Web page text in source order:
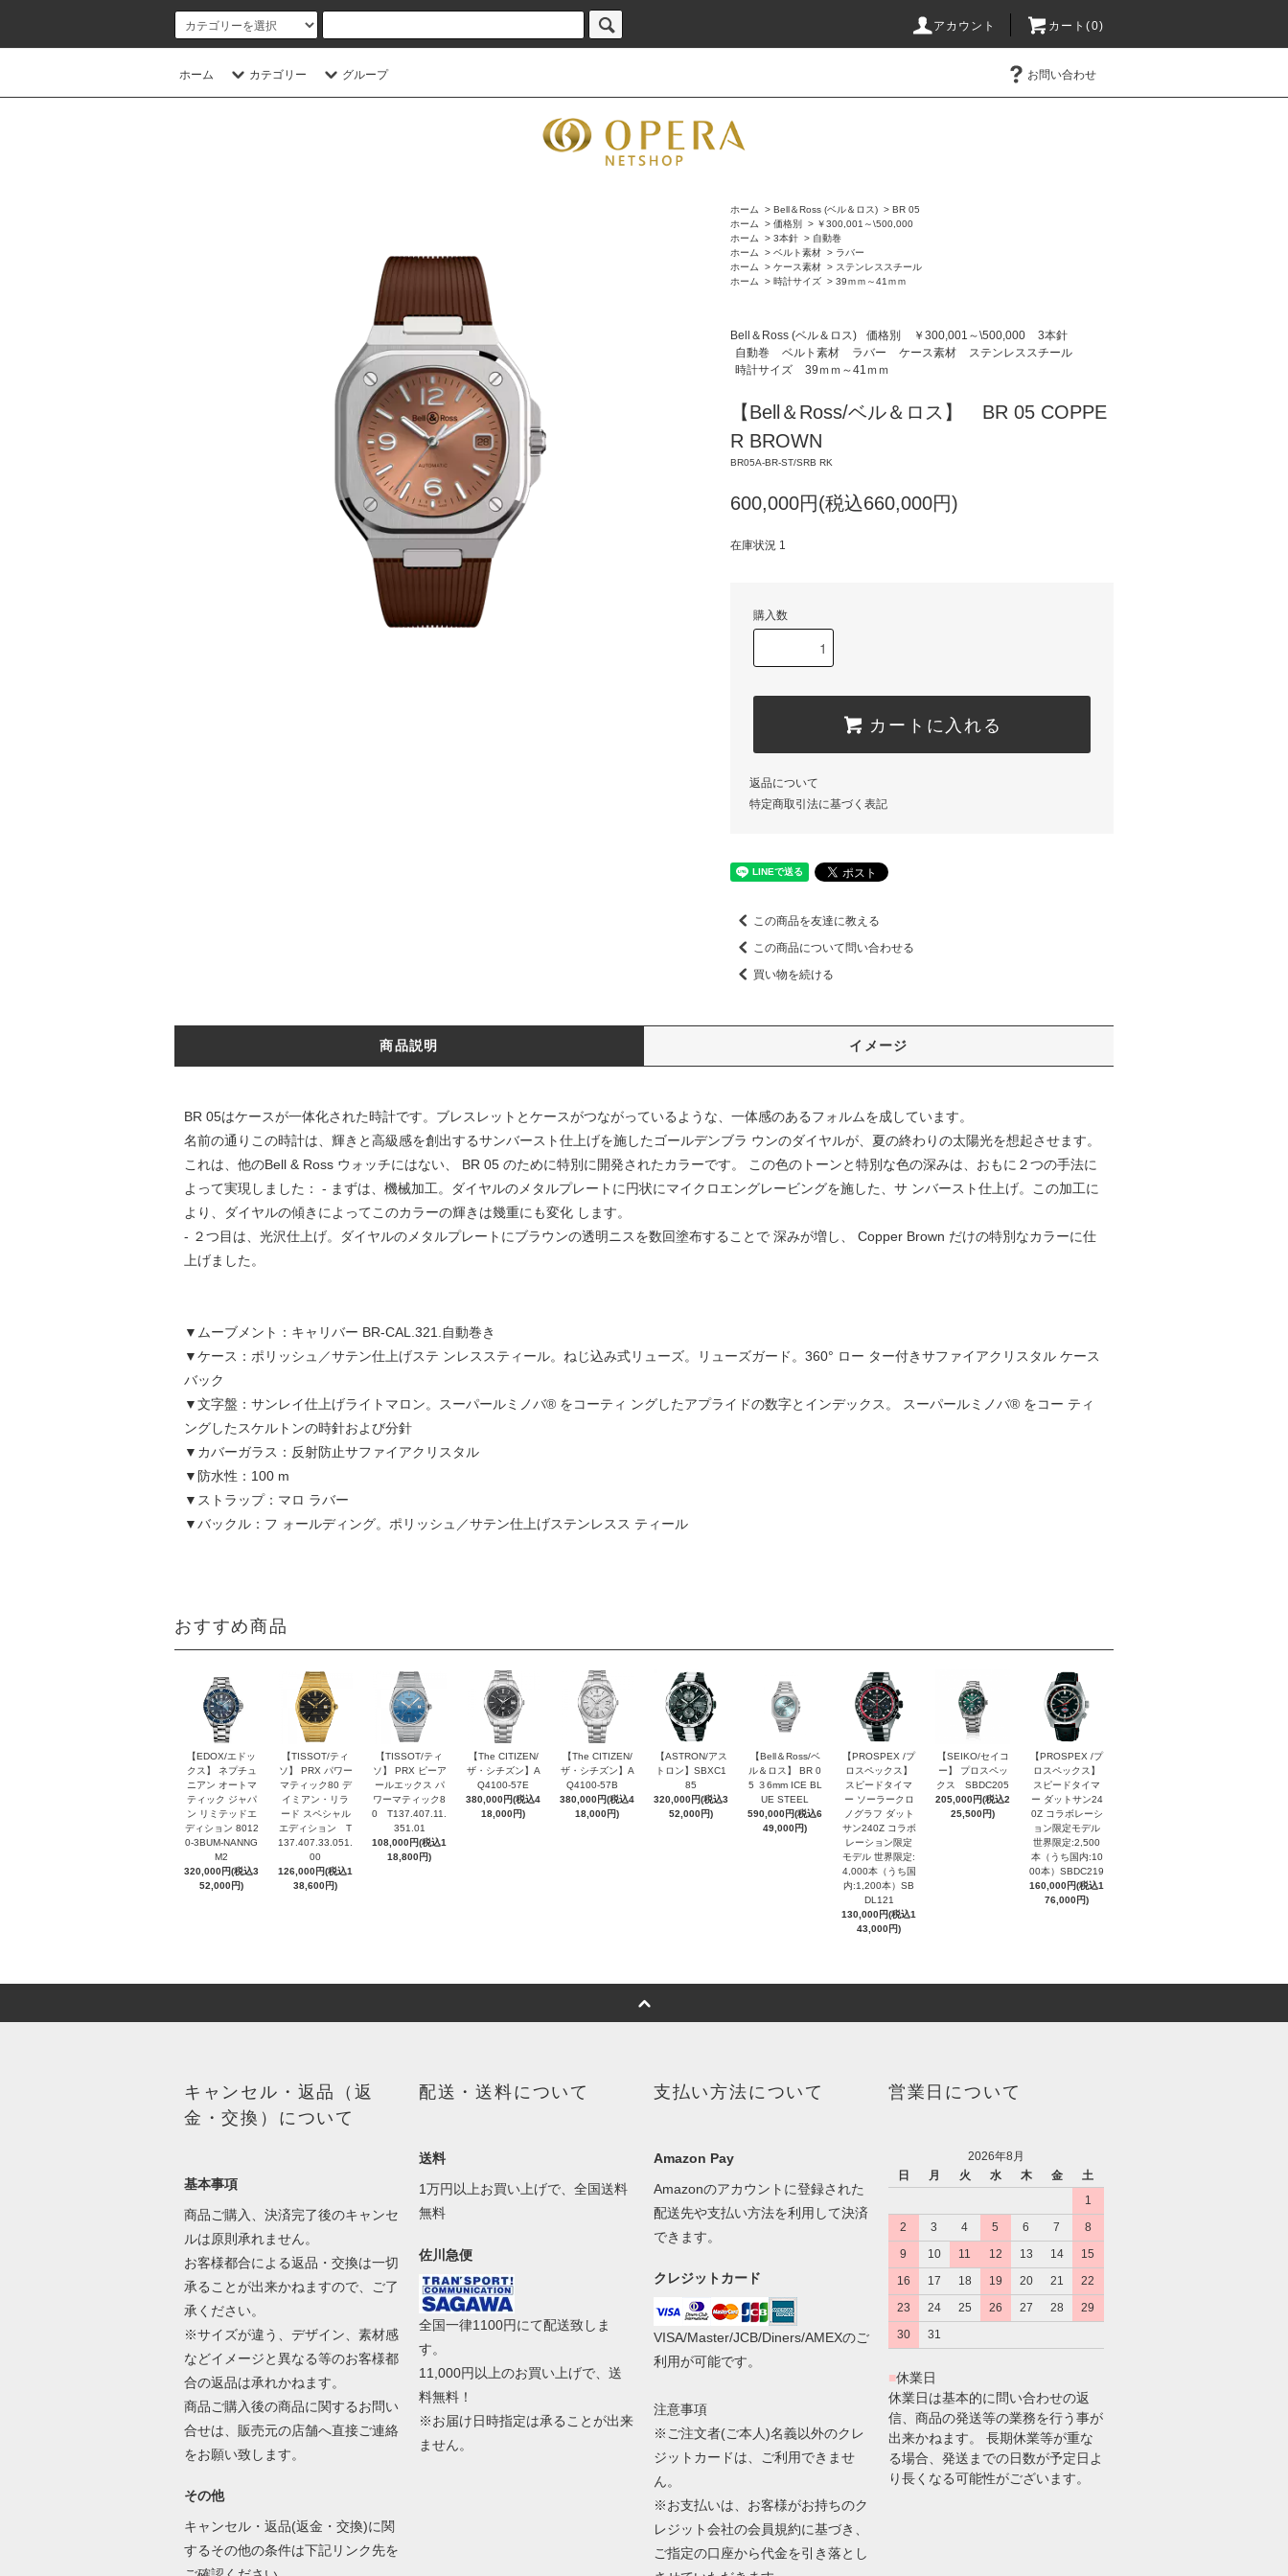
アカウント カート(0)
ホーム カテゴリー グループ お問い合わせ
ホーム > Bell＆Ross (ベル＆ロス) > BR 05
ホーム
> 価格別 > ￥300,001～\500,000
ホーム
> 3本針 > 自動巻
ホーム
> ベルト素材 > ラバー
ホーム
> ケース素材 > ステンレススチール
ホーム
> 時計サイズ > 39ｍｍ～41ｍｍ
Bell＆Ross (ベル＆ロス) 価格別 ￥300,001～\500,000
3本針
自動巻
ベルト素材 ラバー ケース素材
ステンレススチール
時計サイズ
39ｍｍ～41ｍｍ
【Bell＆Ross/ベル＆ロス】 BR 05 COPPE
R BROWN
BR05A-BR-ST/SRB RK
600,000円(税込660,000円)
在庫状況 1
購入数
カートに入れる
返品について
特定商取引法に基づく表記
この商品を友達に教える
この商品について問い合わせる
買い物を続ける
商品説明 イメージ
BR 05はケースが一体化された時計です。ブレスレットとケースがつながっているような、一体感のあるフォルムを成しています。
名前の通りこの時計は、輝きと高級感を創出するサンバースト仕上げを施したゴールデンブラ ウンのダイヤルが、夏の終わりの太陽光を想起させます。
これは、他のBell & Ross ウォッチにはない、 BR 05 のために特別に開発されたカラーです。 この色のトーンと特別な色の深みは、おもに２つの手法に
よって実現しました： - まずは、機械加工。ダイヤルのメタルプレートに円状にマイクロエングレービングを施した、サ ンバースト仕上げ。この加工に
より、ダイヤルの傾きによってこのカラーの輝きは幾重にも変化 します。
- ２つ目は、光沢仕上げ。ダイヤルのメタルプレートにブラウンの透明ニスを数回塗布することで 深みが増し、 Copper Brown だけの特別なカラーに仕
上げました。
▼ムーブメント：キャリバー BR-CAL.321.自動巻き
▼ケース：ポリッシュ／サテン仕上げステ ンレススティール。ねじ込み式リューズ。リューズガード。360° ロー ター付きサファイアクリスタル ケース
バック
▼文字盤：サンレイ仕上げライトマロン。スーパールミノバ® をコーティ ングしたアプライドの数字とインデックス。 スーパールミノバ® をコー ティ
ングしたスケルトンの時針および分針
▼カバーガラス：反射防止サファイアクリスタル
▼防水性：100 m
▼ストラップ：マロ ラバー
▼バックル：フ ォールディング。ポリッシュ／サテン仕上げステンレスス ティール
おすすめ商品
【EDOX/エドッ
クス】 ネプチュ
ニアン オートマ
ティック ジャパ
ン リミテッドエ
ディション 8012
0-3BUM-NANNG
M2
320,000円(税込3
52,000円)
【TISSOT/ティ
ソ】 PRX パワー
マティック80 デ
イミアン・リラ
ード スペシャル
エディション T
137.407.33.051.
00
126,000円(税込1
38,600円)
【TISSOT/ティ
ソ】 PRX ピーア
ールエックス パ
ワーマティック8
0 T137.407.11.
351.01
108,000円(税込1
18,800円)
【The CITIZEN/
ザ・シチズン】A
Q4100-57E
380,000円(税込4
18,000円)
【The CITIZEN/
ザ・シチズン】A
Q4100-57B
380,000円(税込4
18,000円)
【ASTRON/アス
トロン】SBXC1
85
320,000円(税込3
52,000円)
【Bell＆Ross/ベ
ル＆ロス】 BR 0
5 ３6mm ICE BL
UE STEEL
590,000円(税込6
49,000円)
【PROSPEX /プ
ロスペックス】
スピードタイマ
ー ソーラークロ
ノグラフ ダット
サン240Z コラボ
レーション限定
モデル 世界限定:
4,000本（うち国
内:1,200本）SB
DL121
130,000円(税込1
43,000円)
【SEIKO/セイコ
ー】 プロスペッ
クス SBDC205
205,000円(税込2
25,500円)
【PROSPEX /プ
ロスペックス】
スピードタイマ
ー ダットサン24
0Z コラボレーシ
ョン限定モデル
世界限定:2,500
本（うち国内:10
00本）SBDC219
160,000円(税込1
76,000円)
キャンセル・返品（返
金・交換）について
基本事項
商品ご購入、決済完了後のキャンセ
ルは原則承れません。
お客様都合による返品・交換は一切
承ることが出来かねますので、ご了
承ください。
※サイズが違う、デザイン、素材感
などイメージと異なる等のお客様都
合の返品は承れかねます。
商品ご購入後の商品に関するお問い
合せは、販売元の店舗へ直接ご連絡
をお願い致します。
その他
キャンセル・返品(返金・交換)に関
するその他の条件は下記リンク先を
配送・送料について
送料
1万円以上お買い上げで、全国送料
無料
佐川急便
全国一律1100円にて配送致しま
す。
11,000円以上のお買い上げで、送
料無料！
※お届け日時指定は承ることが出来
ません。
支払い方法について
Amazon Pay
Amazonのアカウントに登録された
配送先や支払い方法を利用して決済
できます。
クレジットカード
VISA/Master/JCB/Diners/AMEXのご
利用が可能です。
注意事項
※ご注文者(ご本人)名義以外のクレ
ジットカードは、ご利用できませ
ん。
※お支払いは、お客様がお持ちのク
レジット会社の会員規約に基づき、
ご指定の口座から代金を引き落とし
営業日について
2026年8月
日
月 火 水 木 金
土
1
2
3 4 5 6 7
8
9
10 11 12 13 14
15
16
17 18 19 20 21
22
23
24 25 26 27 28
29
30
31
■休業日
休業日は基本的に問い合わせの返
信、商品の発送等の業務を行う事が
出来かねます。 長期休業等が重な
る場合、発送までの日数が予定日よ
り長くなる可能性がございます。